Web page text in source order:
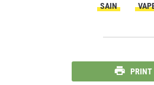
SAIN
PRINT